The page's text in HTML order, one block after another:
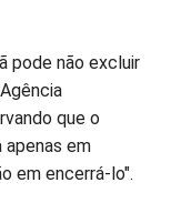
pode não excluir
que o
em
em encerrá-lo".